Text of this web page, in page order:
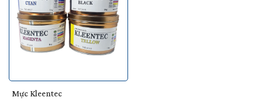
Mực Kleentec